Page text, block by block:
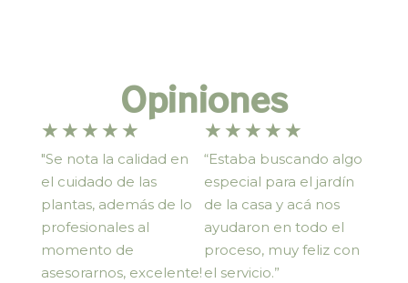
Opiniones
★ ★ ★ ★ ★
"Se nota la calidad en
el cuidado de las
plantas, además de lo
profesionales al
momento de
asesorarnos, excelente!
★ ★ ★ ★ ★
“Estaba buscando algo
especial para el jardín
de la casa y acá nos
ayudaron en todo el
proceso, muy feliz con
el servicio.”